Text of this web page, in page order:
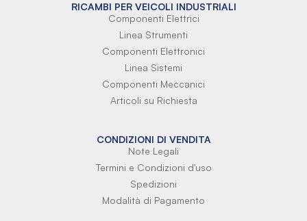
RICAMBI PER VEICOLI INDUSTRIALI
Componenti Elettrici
Linea Strumenti
Componenti Elettronici
Linea Sistemi
Componenti Meccanici
Articoli su Richiesta
CONDIZIONI DI VENDITA
Note Legali
Termini e Condizioni d'uso
Spedizioni
Modalità di Pagamento